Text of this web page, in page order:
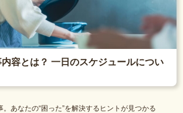
容とは？ 一日のスケジュールについ
。あなたの“困った”を解決するヒントが見つかる